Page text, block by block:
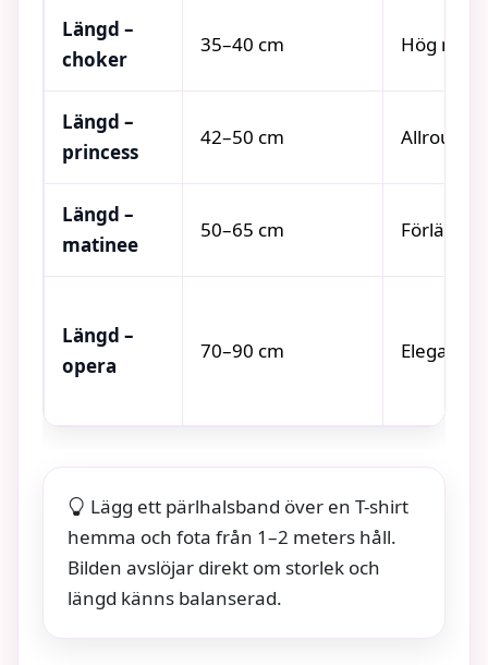
Längd –
choker
35–40 cm Hög
Längd –
princess
42–50 cm Allround
Längd –
matinee
50–65 cm
Längd –
opera
70–90 cm Elegant
Lägg ett pärlhalsband över en T-shirt
hemma och fota från 1–2 meters håll.
Bilden avslöjar direkt om storlek och
längd känns balanserad.